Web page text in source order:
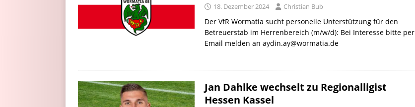
18. Dezember 2024 Christian Bub
Der VfR Wormatia sucht personelle Unterstützung für den
Betreuerstab im Herrenbereich (m/w/d): Bei Interesse bitte per
Email melden an aydin.ay@wormatia.de
Jan Dahlke wechselt zu Regionalligist
Hessen Kassel